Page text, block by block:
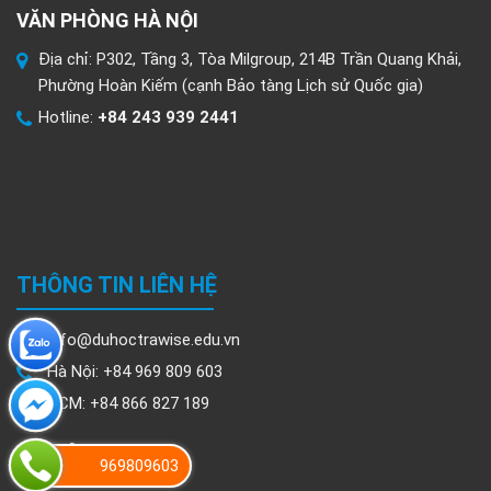
VĂN PHÒNG HÀ NỘI
Địa chỉ: P302, Tầng 3, Tòa Milgroup, 214B Trần Quang Khải,
Phường Hoàn Kiếm (cạnh Bảo tàng Lịch sử Quốc gia)
Hotline: +84 243 939 2441
THÔNG TIN LIÊN HỆ
info@duhoctrawise.edu.vn
Hà Nội: +84 969 809 603
HCM: +84 866 827 189
969809603